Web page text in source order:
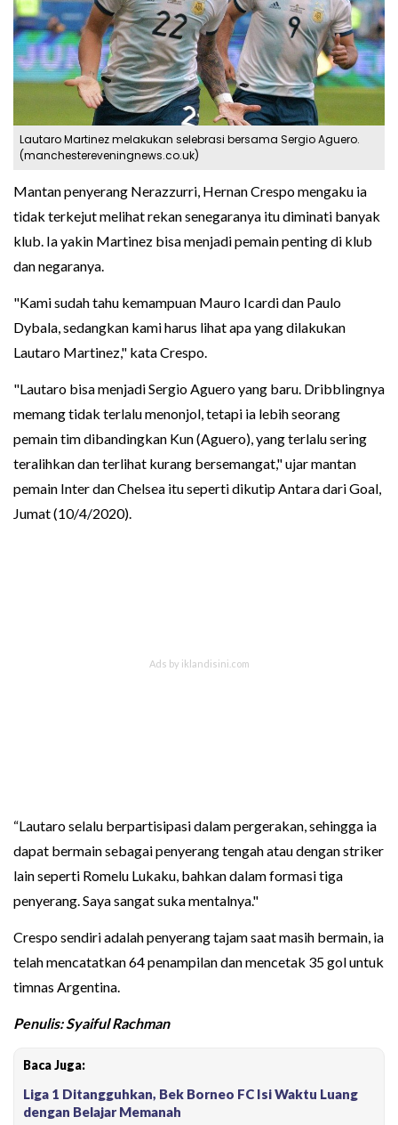
Lautaro Martinez melakukan selebrasi bersama Sergio Aguero.
(manchestereveningnews.co.uk)
Mantan penyerang Nerazzurri, Hernan Crespo mengaku ia
tidak terkejut melihat rekan senegaranya itu diminati banyak
klub. Ia yakin Martinez bisa menjadi pemain penting di klub
dan negaranya.
"Kami sudah tahu kemampuan Mauro Icardi dan Paulo
Dybala, sedangkan kami harus lihat apa yang dilakukan
Lautaro Martinez," kata Crespo.
"Lautaro bisa menjadi Sergio Aguero yang baru. Dribblingnya
memang tidak terlalu menonjol, tetapi ia lebih seorang
pemain tim dibandingkan Kun (Aguero), yang terlalu sering
teralihkan dan terlihat kurang bersemangat," ujar mantan
pemain Inter dan Chelsea itu seperti dikutip Antara dari Goal,
Jumat (10/4/2020).
“Lautaro selalu berpartisipasi dalam pergerakan, sehingga ia
dapat bermain sebagai penyerang tengah atau dengan striker
lain seperti Romelu Lukaku, bahkan dalam formasi tiga
penyerang. Saya sangat suka mentalnya."
Crespo sendiri adalah penyerang tajam saat masih bermain, ia
telah mencatatkan 64 penampilan dan mencetak 35 gol untuk
timnas Argentina.
Penulis: Syaiful Rachman
Baca Juga:
Liga 1 Ditangguhkan, Bek Borneo FC Isi Waktu Luang
dengan Belajar Memanah